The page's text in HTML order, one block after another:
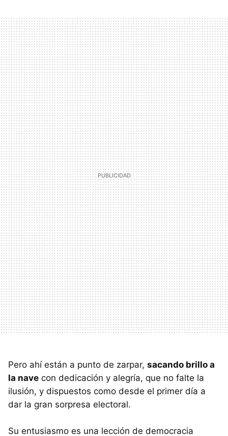
Pero ahí están a punto de zarpar, sacando brillo a
la nave con dedicación y alegría, que no falte la
ilusión, y dispuestos como desde el primer día a
dar la gran sorpresa electoral.
Su entusiasmo es una lección de democracia